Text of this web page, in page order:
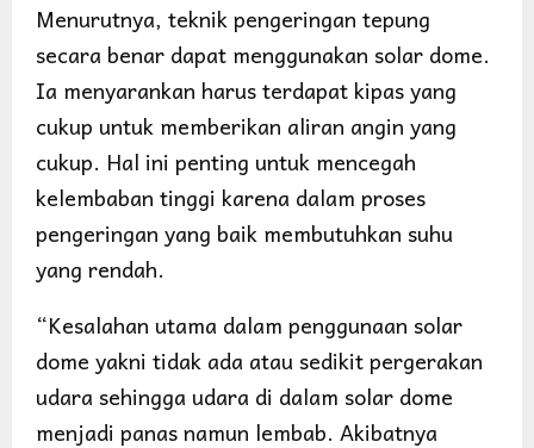
Menurutnya, teknik pengeringan tepung
secara benar dapat menggunakan solar dome.
Ia menyarankan harus terdapat kipas yang
cukup untuk memberikan aliran angin yang
cukup. Hal ini penting untuk mencegah
kelembaban tinggi karena dalam proses
pengeringan yang baik membutuhkan suhu
yang rendah.
“Kesalahan utama dalam penggunaan solar
dome yakni tidak ada atau sedikit pergerakan
udara sehingga udara di dalam solar dome
menjadi panas namun lembab. Akibatnya